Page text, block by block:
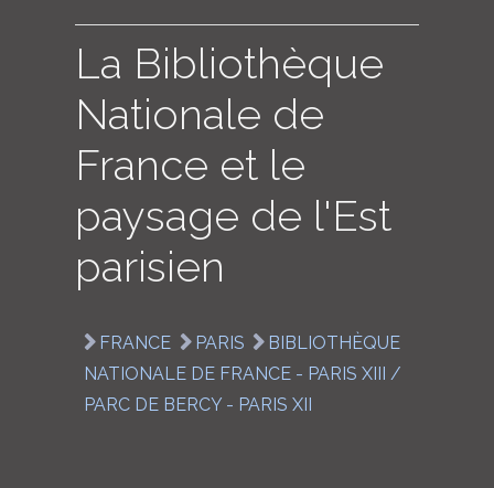
LOGIN
La Bibliothèque
Nationale de
France et le
paysage de l'Est
parisien
FRANCE PARIS
BIBLIOTHÈQUE
NATIONALE DE FRANCE - PARIS XIII /
PARC DE BERCY - PARIS XII